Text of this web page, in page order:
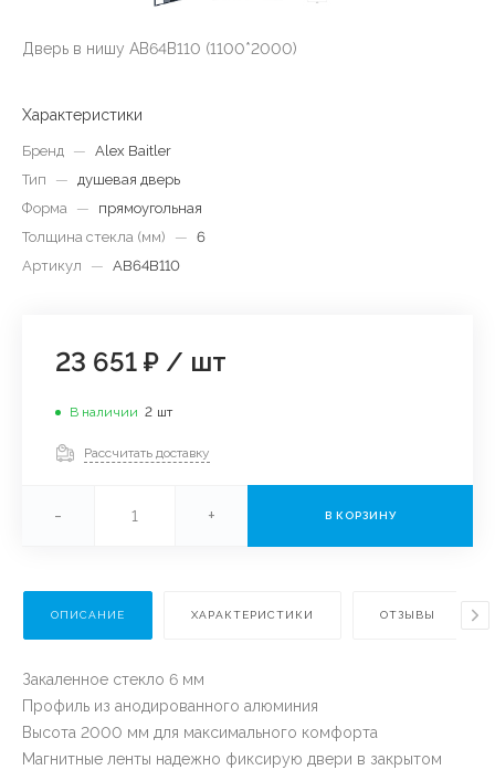
Дверь в нишу AB64B110 (1100*2000)
Характеристики
Бренд — Alex Baitler
Тип
— душевая дверь
Форма —
прямоугольная
Толщина стекла (мм)
— 6
Артикул
— AB64B110
23 651 ₽ / шт
В наличии 2 шт
Рассчитать доставку
- + В КОРЗИНУ
ОПИСАНИЕ ХАРАКТЕРИСТИКИ ОТЗЫВЫ
Закаленное стекло 6 мм
Профиль из анодированного алюминия
Высота 2000 мм для максимального комфорта
Магнитные ленты надежно фиксирую двери в закрытом